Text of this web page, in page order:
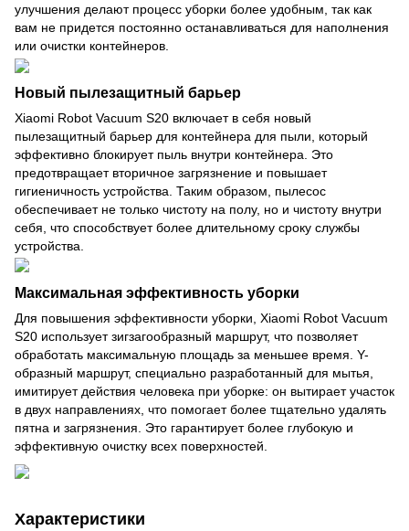
улучшения делают процесс уборки более удобным, так как
вам не придется постоянно останавливаться для наполнения
или очистки контейнеров.
Новый пылезащитный барьер
Xiaomi Robot Vacuum S20 включает в себя новый
пылезащитный барьер для контейнера для пыли, который
эффективно блокирует пыль внутри контейнера. Это
предотвращает вторичное загрязнение и повышает
гигиеничность устройства. Таким образом, пылесос
обеспечивает не только чистоту на полу, но и чистоту внутри
себя, что способствует более длительному сроку службы
устройства.
Максимальная эффективность уборки
Для повышения эффективности уборки, Xiaomi Robot Vacuum
S20 использует зигзагообразный маршрут, что позволяет
обработать максимальную площадь за меньшее время. Y-
образный маршрут, специально разработанный для мытья,
имитирует действия человека при уборке: он вытирает участок
в двух направлениях, что помогает более тщательно удалять
пятна и загрязнения. Это гарантирует более глубокую и
эффективную очистку всех поверхностей.
Характеристики